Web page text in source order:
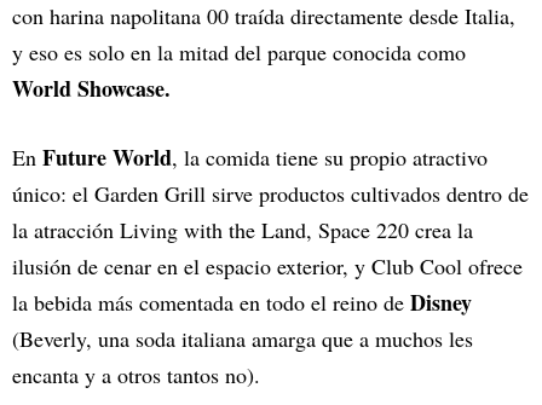
con harina napolitana 00 traída directamente desde Italia,
y eso es solo en la mitad del parque conocida como
World Showcase.
En Future World, la comida tiene su propio atractivo
único: el Garden Grill sirve productos cultivados dentro de
la atracción Living with the Land, Space 220 crea la
ilusión de cenar en el espacio exterior, y Club Cool ofrece
la bebida más comentada en todo el reino de Disney
(Beverly, una soda italiana amarga que a muchos les
encanta y a otros tantos no).